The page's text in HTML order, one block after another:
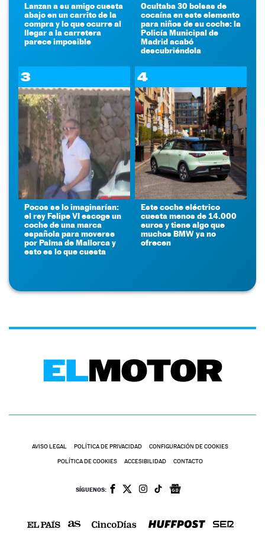
Lanzan a su amigo cuesta
abajo en un carrito de la
compra y lo que ocurre al
llegar a la carretera
parece imposible
Ocultaba 30 bolsas de
cocaína en este elemento
para niños de su coche: la
Policía Municipal de
Madrid acabó
descubriéndola
3
Pocos se lo imaginarían:
el rey Felipe VI escoge un
coche de una marca
española para moverse
por Palma de Mallorca y
esto es lo que cuesta
4
Este coche eléctrico
cuesta menos de 14.000
euros y tiene algo que
muchos BMW ya no
ofrecen
AVISO LEGAL POLÍTICA DE PRIVACIDAD CONFIGURACIÓN DE COOKIES
POLÍTICA DE COOKIES ACCESIBILIDAD CONTACTO
SÍGUENOS: